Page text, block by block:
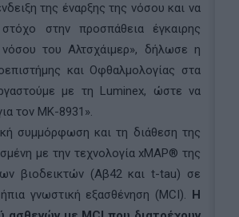
της έναρξης της νόσου και να
στην προσπάθεια έγκαιρης
του Αλτσχάιμερ», δήλωσε η
και Οφθαλμολογίας στα
με τη Luminex, ώστε να
τον MK-8931».
συμμόρφωση και τη διάθεση της
με την τεχνολογία xMAP® της
βιοδεικτών (Aβ42 καιt-tau) σε
γνωστική εξασθένηση (MCI). Η